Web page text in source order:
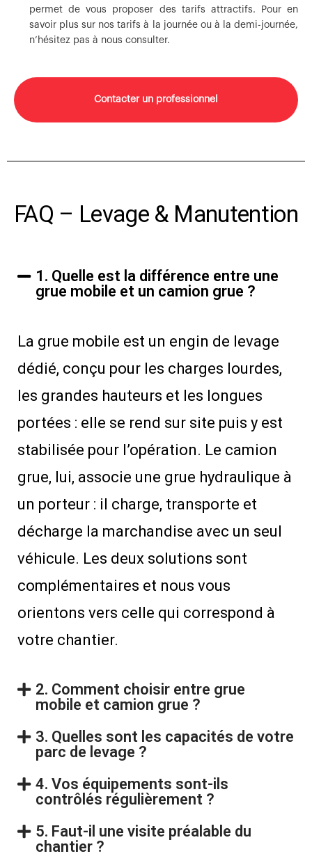
permet de vous proposer des tarifs attractifs. Pour en
savoir plus sur nos tarifs à la journée ou à la demi-journée,
n’hésitez pas à nous consulter.
Contacter un professionnel
FAQ – Levage & Manutention
1. Quelle est la différence entre une
grue mobile et un camion grue ?
La grue mobile est un engin de levage
dédié, conçu pour les charges lourdes,
les grandes hauteurs et les longues
portées : elle se rend sur site puis y est
stabilisée pour l’opération. Le camion
grue, lui, associe une grue hydraulique à
un porteur : il charge, transporte et
décharge la marchandise avec un seul
véhicule. Les deux solutions sont
complémentaires et nous vous
orientons vers celle qui correspond à
votre chantier.
2. Comment choisir entre grue
mobile et camion grue ?
3. Quelles sont les capacités de votre
parc de levage ?
4. Vos équipements sont-ils
contrôlés régulièrement ?
5. Faut-il une visite préalable du
chantier ?